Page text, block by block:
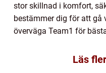
stor skillnad i komfort,
bestämmer dig för att gå
överväga Team1 för
Läs